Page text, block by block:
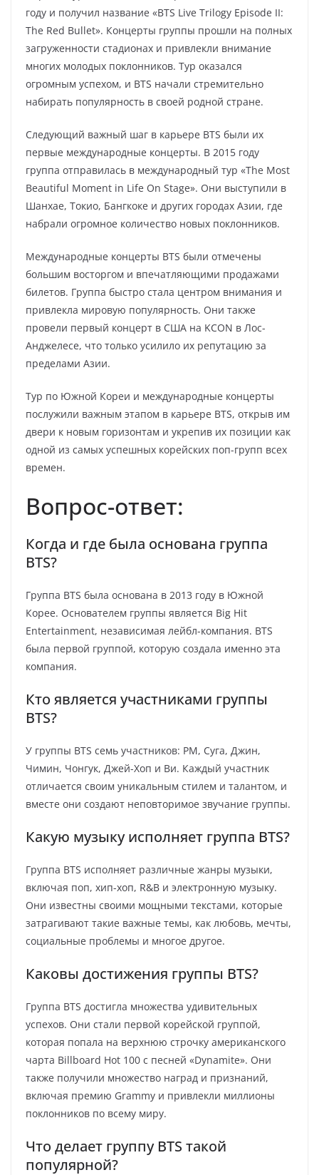
году и получил название «BTS Live Trilogy Episode II:
The Red Bullet». Концерты группы прошли на полных
загруженности стадионах и привлекли внимание
многих молодых поклонников. Тур оказался
огромным успехом, и BTS начали стремительно
набирать популярность в своей родной стране.
Следующий важный шаг в карьере BTS были их
первые международные концерты. В 2015 году
группа отправилась в международный тур «The Most
Beautiful Moment in Life On Stage». Они выступили в
Шанхае, Токио, Бангкоке и других городах Азии, где
набрали огромное количество новых поклонников.
Международные концерты BTS были отмечены
большим восторгом и впечатляющими продажами
билетов. Группа быстро стала центром внимания и
привлекла мировую популярность. Они также
провели первый концерт в США на KCON в Лос-
Анджелесе, что только усилило их репутацию за
пределами Азии.
Тур по Южной Кореи и международные концерты
послужили важным этапом в карьере BTS, открыв им
двери к новым горизонтам и укрепив их позиции как
одной из самых успешных корейских поп-групп всех
времен.
Вопрос-ответ:
Когда и где была основана группа
BTS?
Группа BTS была основана в 2013 году в Южной
Корее. Основателем группы является Big Hit
Entertainment, независимая лейбл-компания. BTS
была первой группой, которую создала именно эта
компания.
Кто является участниками группы
BTS?
У группы BTS семь участников: РМ, Суга, Джин,
Чимин, Чонгук, Джей-Хоп и Ви. Каждый участник
отличается своим уникальным стилем и талантом, и
вместе они создают неповторимое звучание группы.
Какую музыку исполняет группа BTS?
Группа BTS исполняет различные жанры музыки,
включая поп, хип-хоп, R&B и электронную музыку.
Они известны своими мощными текстами, которые
затрагивают такие важные темы, как любовь, мечты,
социальные проблемы и многое другое.
Каковы достижения группы BTS?
Группа BTS достигла множества удивительных
успехов. Они стали первой корейской группой,
которая попала на верхнюю строчку американского
чарта Billboard Hot 100 с песней «Dynamite». Они
также получили множество наград и признаний,
включая премию Grammy и привлекли миллионы
поклонников по всему миру.
Что делает группу BTS такой
популярной?